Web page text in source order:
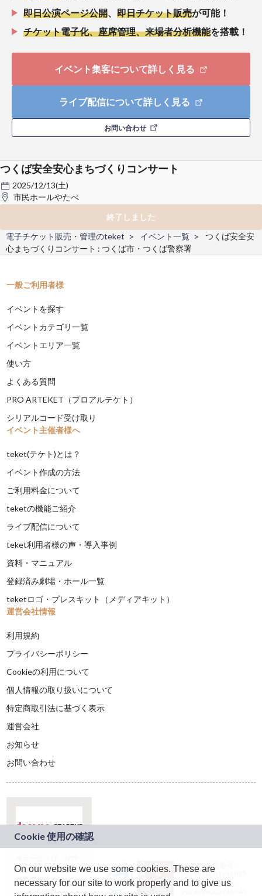
即日公演ページ公開
即日チケット販売が可能！
チケット電子化、座席管理、来場者分析機能を搭載！
イベント集客について詳しく見る
ライブ配信について詳しく見る
お問い合わせ
つくば安全安心まちづくりコンサート
2025/12/13(土)
市民ホールやたべ
終了しました
電子チケット販売・管理のteket
イベント一覧
つくば安全安
心まちづくりコンサート : つくば市・つくば警察署
一般ご利用者様
イベントを探す
イベントカテゴリ一覧
イベントエリア一覧
使い方
よくある質問
PRO ARTEKET（プロアルテケト）
シリアルコード受け取り
イベント主催者様へ
teket(テケト)とは？
イベント作成の方法
ご利用料金について
teketの機能ご紹介
ライブ配信について
teket利用者様の声・導入事例
資料・マニュアル
登録済み劇場・ホール一覧
teketロゴ・プレスキット（メディアキット）
運営会社情報
利用規約
プライバシーポリシー
Cookieの利用について
個人情報の取り扱いについて
特定商取引法に基づく表示
運営会社
お知らせ
お問い合わせ
ドコモグループの新
規事業創出プログラ
ム「docomo
JASRAC許諾番号：
9024936001Y45037
JASRAC許諾番号：
On our website we use some cookies. These are
necessary for our site to work properly and to give us